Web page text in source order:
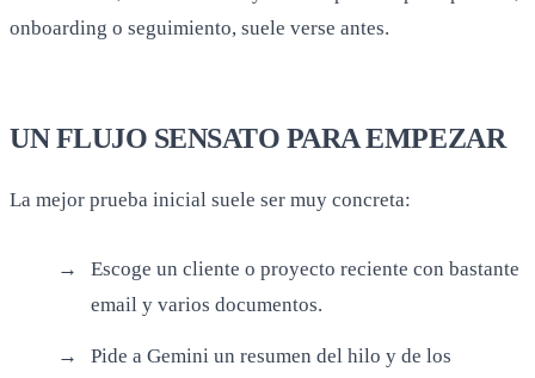
onboarding o seguimiento, suele verse antes.
UN FLUJO SENSATO PARA EMPEZAR
La mejor prueba inicial suele ser muy concreta:
Escoge un cliente o proyecto reciente con bastante
email y varios documentos.
Pide a Gemini un resumen del hilo y de los